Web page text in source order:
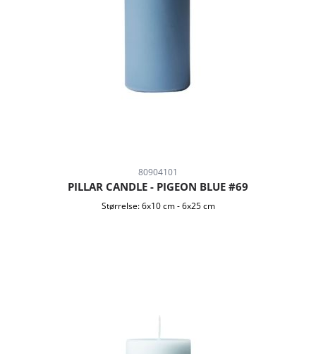
80904101
PILLAR CANDLE - PIGEON BLUE #69
Størrelse: 6x10 cm -6x25 cm